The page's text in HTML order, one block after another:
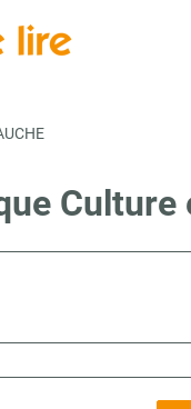
Culture